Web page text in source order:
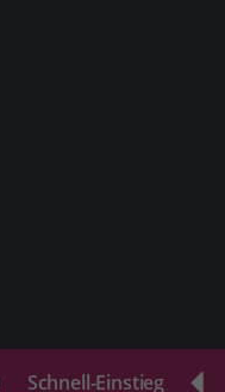
Schnell-Einstieg